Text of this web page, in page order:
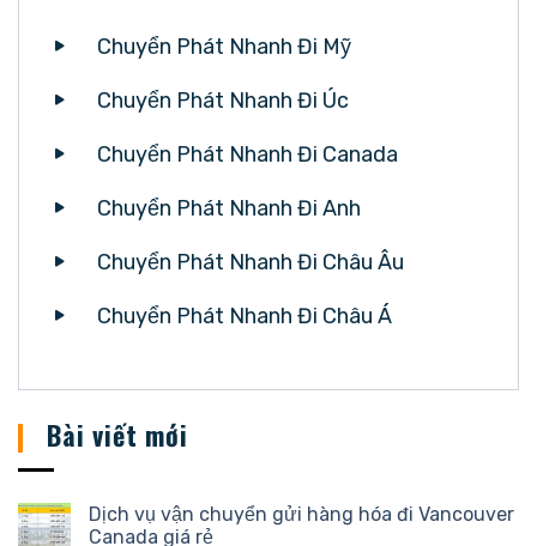
Chuyển Phát Nhanh Đi Mỹ
Chuyển Phát Nhanh Đi Úc
Chuyển Phát Nhanh Đi Canada
Chuyển Phát Nhanh Đi Anh
Chuyển Phát Nhanh Đi Châu Âu
Chuyển Phát Nhanh Đi Châu Á
Bài viết mới
Dịch vụ vận chuyển gửi hàng hóa đi Vancouver
Canada giá rẻ